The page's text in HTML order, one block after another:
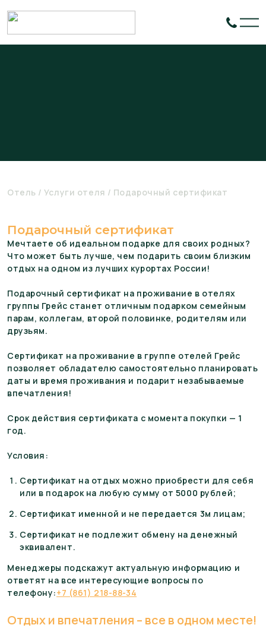
Отель Услуги отеля Подарочный сертификат
Подарочный сертификат
Мечтаете об идеальном подарке для своих родных?
Что может быть лучше, чем подарить своим близким
отдых на одном из лучших курортах России!
Подарочный сертификат на проживание в отелях
группы Грейс станет отличным подарком семейным
парам, коллегам, второй половинке, родителям или
друзьям.
Сертификат на проживание в группе отелей Грейс
позволяет обладателю самостоятельно планировать
даты и время проживания и подарит незабываемые
впечатления!
Срок действия сертификата с момента покупки — 1
год.
Условия:
Сертификат на отдых можно приобрести для себя
или в подарок на любую сумму от 5000 рублей;
Сертификат именной и не передается 3м лицам;
Сертификат не подлежит обмену на денежный
эквивалент.
Менеджеры подскажут актуальную информацию и
ответят на все интересующие вопросы по
телефону:+7 (861) 218-88-34
Отдых и впечатления – все в одном месте!